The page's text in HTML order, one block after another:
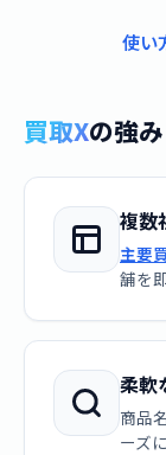
使い
買取Xの強み
複数
主要
舗を
柔軟
商品
ーズ